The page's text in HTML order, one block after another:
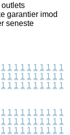
garantier imod
seneste
1 1 1 1 1 1 1 1 1 1
1 1 1 1 1 1 1 1 1 1
1 1 1 1 1 1 1 1 1 1
1 1 1 1 1 1 1 1 1 1
1 1 1 1 1 1 1 1 1 1
1 1 1 1 1 1 1 1 1 1